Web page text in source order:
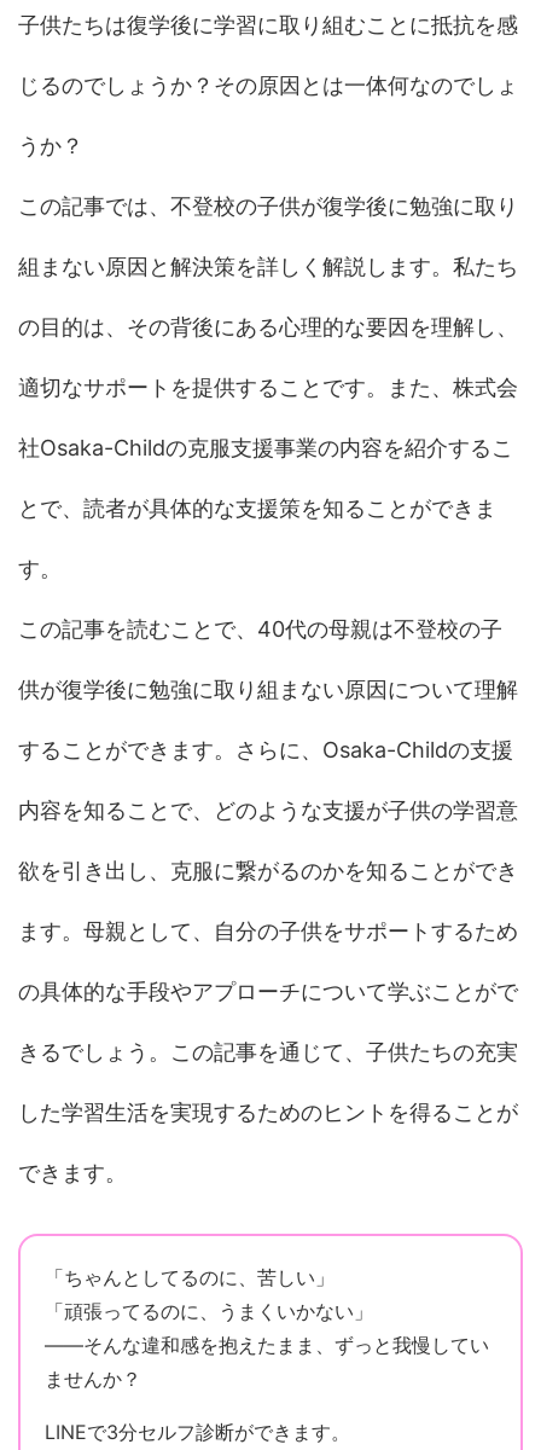
子供たちは復学後に学習に取り組むことに抵抗を感
じるのでしょうか？その原因とは一体何なのでしょ
うか？
この記事では、不登校の子供が復学後に勉強に取り
組まない原因と解決策を詳しく解説します。私たち
の目的は、その背後にある心理的な要因を理解し、
適切なサポートを提供することです。また、株式会
社Osaka-Childの克服支援事業の内容を紹介するこ
とで、読者が具体的な支援策を知ることができま
す。
この記事を読むことで、40代の母親は不登校の子
供が復学後に勉強に取り組まない原因について理解
することができます。さらに、Osaka-Childの支援
内容を知ることで、どのような支援が子供の学習意
欲を引き出し、克服に繋がるのかを知ることができ
ます。母親として、自分の子供をサポートするため
の具体的な手段やアプローチについて学ぶことがで
きるでしょう。この記事を通じて、子供たちの充実
した学習生活を実現するためのヒントを得ることが
できます。
「ちゃんとしてるのに、苦しい」
「頑張ってるのに、うまくいかない」
——そんな違和感を抱えたまま、ずっと我慢してい
ませんか？
LINEで3分セルフ診断ができます。